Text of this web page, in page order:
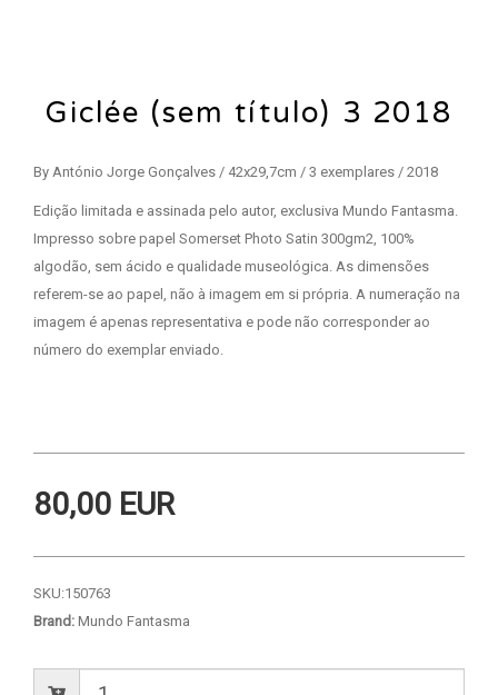
Giclée (sem título) 3 2018
By António Jorge Gonçalves / 42x29,7cm / 3 exemplares / 2018
Edição limitada e assinada pelo autor, exclusiva Mundo Fantasma.
Impresso sobre papel Somerset Photo Satin 300gm2, 100%
algodão, sem ácido e qualidade museológica. As dimensões
referem-se ao papel, não à imagem em si própria. A numeração na
imagem é apenas representativa e pode não corresponder ao
número do exemplar enviado.
80,00 EUR
SKU:150763
Brand: Mundo Fantasma